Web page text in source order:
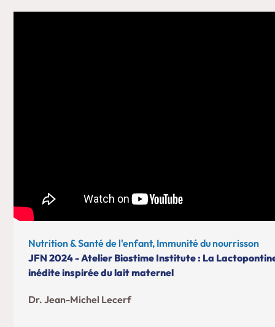
Nutrition & Santé de l'enfant, Immunité du nourrisson
JFN 2024 - Atelier Biostime Institute : La
inédite inspirée du lait maternel
Dr. Jean-Michel Lecerf